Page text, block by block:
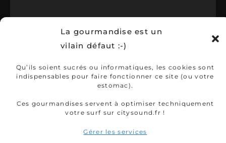
La gourmandise est un
vilain défaut :-)
Qu’ils soient sucrés ou informatiques, les cookies sont
indispensables pour faire fonctionner ce site (ou votre
estomac).
Ces gourmandises servent à optimiser techniquement
votre surf sur citysound.fr !
Gérer les services